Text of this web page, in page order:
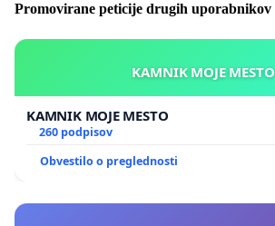
Promovirane peticije drugih uporabnikov
KAMNIK MOJE MESTO
KAMNIK MOJE MESTO
260 podpisov
Obvestilo o preglednosti